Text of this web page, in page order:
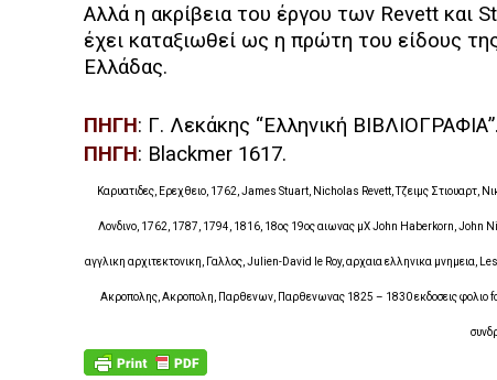
Αλλά η ακρίβεια του έργου των Revett και
έχει καταξιωθεί ως η πρώτη του είδους
Ελλάδας.
ΠΗΓΗ: Γ. Λεκάκης “Ελληνική
ΠΗΓΗ: Blackmer 1617.
Καρυατιδες, Ερεχθειο, 1762, James Stuart, Nicholas Revett, Τζειμς
Λονδινο, 1762, 1787, 1794, 1816, 18ος 19ος αιωνας μΧ John Haberkorn, John
αγγλικη αρχιτεκτονικη, Γαλλος, Julien-David le Roy, αρχαια ελληνικα μνημεια,
Ακροπολης, Ακροπολη, Παρθενων, Παρθενωνας 1825 – 1830 εκδοσεις φολιο